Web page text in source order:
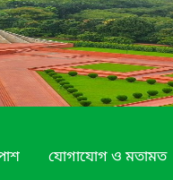
যোগাযোগ ও মতামত